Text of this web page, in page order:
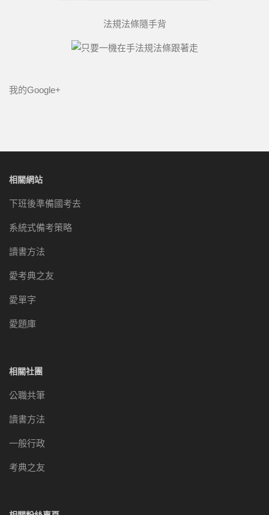
法規法條隨手背
我的Google+
相關網站
下班後準備國考去
系統式備考策略
讀書方法
愛考典之友
愛單字
愛題庫
相關社團
公職共筆
讀書方法
一般行政
考典之友